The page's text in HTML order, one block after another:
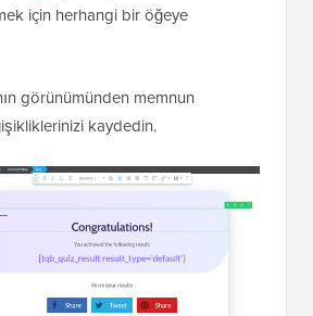
için herhangi bir öğeye
görünümünden memnun
kaydedin.